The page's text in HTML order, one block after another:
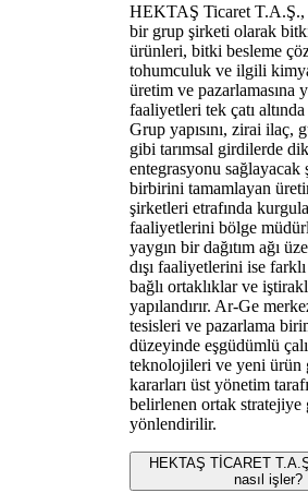
HEKTAŞ Ticaret T.A.Ş.,
bir grup şirketi olarak
ürünleri, bitki besleme
tohumculuk ve ilgili
üretim ve pazarlamasına
faaliyetleri tek çatı
Grup yapısını, zirai ilaç,
gibi tarımsal girdilerde
entegrasyonu sağlayacak
birbirini tamamlayan
şirketleri etrafında
faaliyetlerini bölge
yaygın bir dağıtım ağı
dışı faaliyetlerini ise
bağlı ortaklıklar ve
yapılandırır. Ar-Ge
tesisleri ve pazarlama
düzeyinde eşgüdümlü
teknolojileri ve yeni ürün
kararları üst yönetim
belirlenen ortak stratejiye
yönlendirilir.
HEKTAŞ TİCARET
nasıl işler?